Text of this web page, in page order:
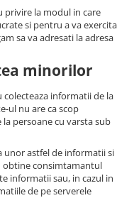
privire la modul in care
si pentru a va exercita
sa va adresati la adresa
minorilor
informatii de la
ul nu are ca scop
persoane cu varsta sub
unor astfel de informatii si
obtine consimtamantul
informatii sau, in cazul in
de pe serverele